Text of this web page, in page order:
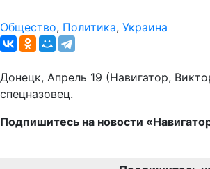
Общество, Политика, Украина
Донецк, Апрель 19 (Навигатор,
спецназовец.
Подпишитесь на новости